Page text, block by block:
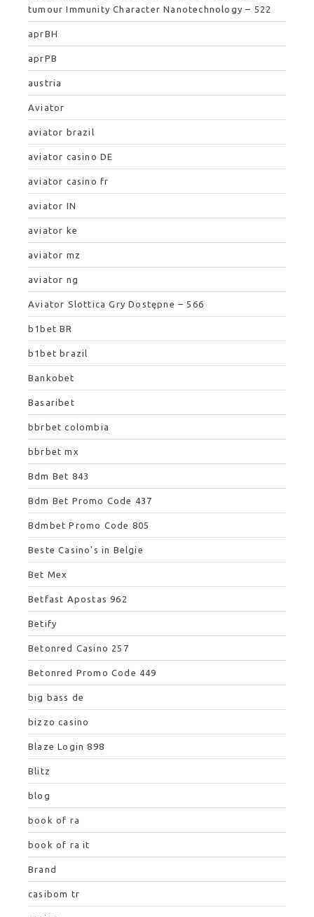
tumour Immunity Character Nanotechnology – 522
aprBH
aprPB
austria
Aviator
aviator brazil
aviator casino DE
aviator casino fr
aviator IN
aviator ke
aviator mz
aviator ng
Aviator Slottica Gry Dostępne – 566
b1bet BR
b1bet brazil
Bankobet
Basaribet
bbrbet colombia
bbrbet mx
Bdm Bet 843
Bdm Bet Promo Code 437
Bdmbet Promo Code 805
Beste Casino's in Belgie
Bet Mex
Betfast Apostas 962
Betify
Betonred Casino 257
Betonred Promo Code 449
big bass de
bizzo casino
Blaze Login 898
Blitz
blog
book of ra
book of ra it
Brand
casibom tr